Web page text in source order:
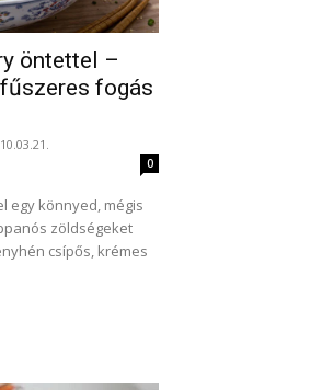
öntettel –
fogás
0
egy könnyed, mégis
zöldségeket
csípős, krémes